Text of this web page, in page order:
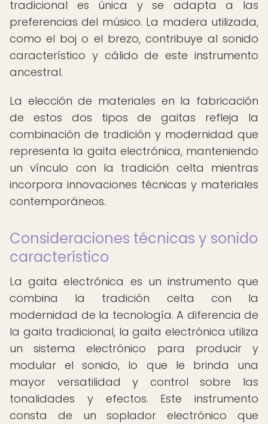
tradicional es única y se adapta a las
preferencias del músico. La madera utilizada,
como el boj o el brezo, contribuye al sonido
característico y cálido de este instrumento
ancestral.
La elección de materiales en la fabricación
de estos dos tipos de gaitas refleja la
combinación de tradición y modernidad que
representa la gaita electrónica, manteniendo
un vínculo con la tradición celta mientras
incorpora innovaciones técnicas y materiales
contemporáneos.
Consideraciones técnicas y sonido
característico
La gaita electrónica es un instrumento que
combina la tradición celta con la
modernidad de la tecnología. A diferencia de
la gaita tradicional, la gaita electrónica utiliza
un sistema electrónico para producir y
modular el sonido, lo que le brinda una
mayor versatilidad y control sobre las
tonalidades y efectos. Este instrumento
consta de un soplador electrónico que